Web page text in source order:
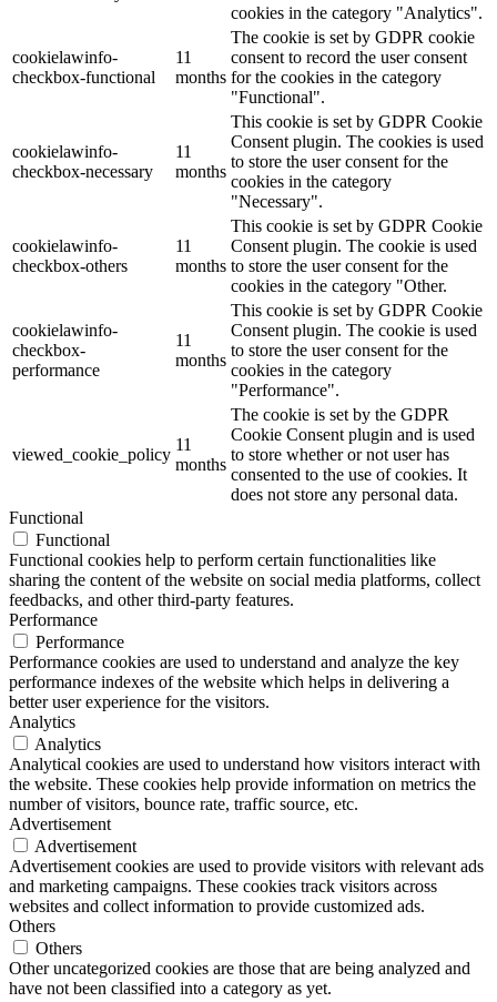
cookies in the category "Analytics".
cookielawinfo-
checkbox-functional
11
months
The cookie is set by GDPR cookie
consent to record the user consent
for the cookies in the category
"Functional".
cookielawinfo-
checkbox-necessary
11
months
This cookie is set by GDPR Cookie
Consent plugin. The cookies is used
to store the user consent for the
cookies in the category
"Necessary".
cookielawinfo-
checkbox-others
11
months
This cookie is set by GDPR Cookie
Consent plugin. The cookie is used
to store the user consent for the
cookies in the category "Other.
cookielawinfo-
checkbox-
performance
11
months
This cookie is set by GDPR Cookie
Consent plugin. The cookie is used
to store the user consent for the
cookies in the category
"Performance".
viewed_cookie_policy
11
months
The cookie is set by the GDPR
Cookie Consent plugin and is used
to store whether or not user has
consented to the use of cookies. It
does not store any personal data.
Functional
Functional
Functional cookies help to perform certain functionalities like
sharing the content of the website on social media platforms, collect
feedbacks, and other third-party features.
Performance
Performance
Performance cookies are used to understand and analyze the key
performance indexes of the website which helps in delivering a
better user experience for the visitors.
Analytics
Analytics
Analytical cookies are used to understand how visitors interact with
the website. These cookies help provide information on metrics the
number of visitors, bounce rate, traffic source, etc.
Advertisement
Advertisement
Advertisement cookies are used to provide visitors with relevant ads
and marketing campaigns. These cookies track visitors across
websites and collect information to provide customized ads.
Others
Others
Other uncategorized cookies are those that are being analyzed and
have not been classified into a category as yet.